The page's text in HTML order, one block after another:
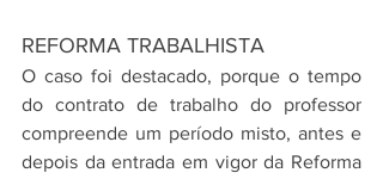
REFORMA TRABALHISTA
O caso foi destacado, porque o tempo
do contrato de trabalho do professor
compreende um período misto, antes e
depois da entrada em vigor da Reforma